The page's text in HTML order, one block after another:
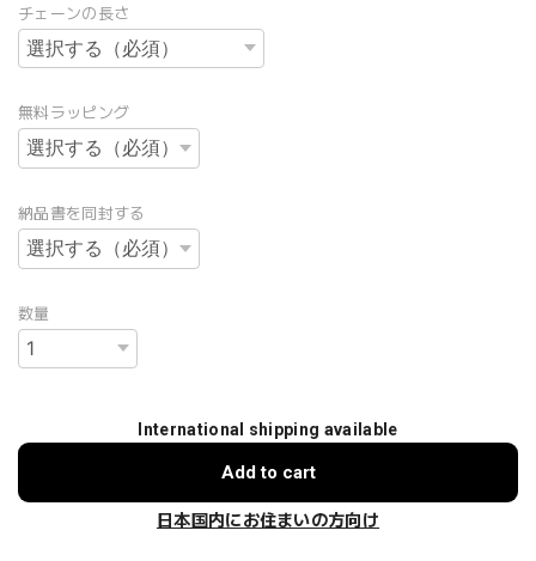
チェーンの長さ
無料ラッピング
納品書を同封する
数量
International shipping available
Add to cart
日本国内にお住まいの方向け